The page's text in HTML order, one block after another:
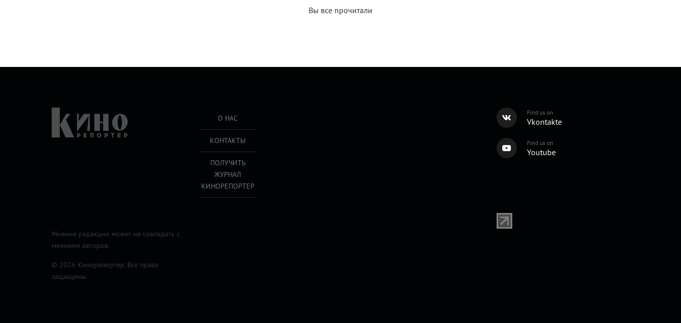
Вы все прочитали
О НАС
КОНТАКТЫ
ПОЛУЧИТЬ
ЖУРНАЛ
КИНОРЕПОРТЕР
Find us on
Vkontakte
Find us on
Youtube
Мнение редакции может не совпадать с
мнением авторов.
© 2026 Кинорепортер. Все права
защищены.